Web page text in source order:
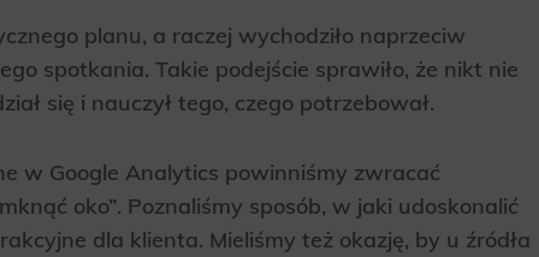
scripts and data stored on the end device contribute to the security and usability of the website by
functions such as site navigation and access to specific areas of the website. The website cannot
this group.
used to personalize your use of our website and to remember choices you make while using our
may use functional cookies to remember your language preferences or to remember your login
to use the site.
planu, a raczej wychodziło naprzeciw
spotkania. Takie podejście sprawiło, że nikt nie
się i nauczył tego, czego potrzebował.
w Google Analytics powinniśmy zwracać
oko”. Poznaliśmy sposób, w jaki udoskonalić
dla klienta. Mieliśmy też okazję, by u źródła